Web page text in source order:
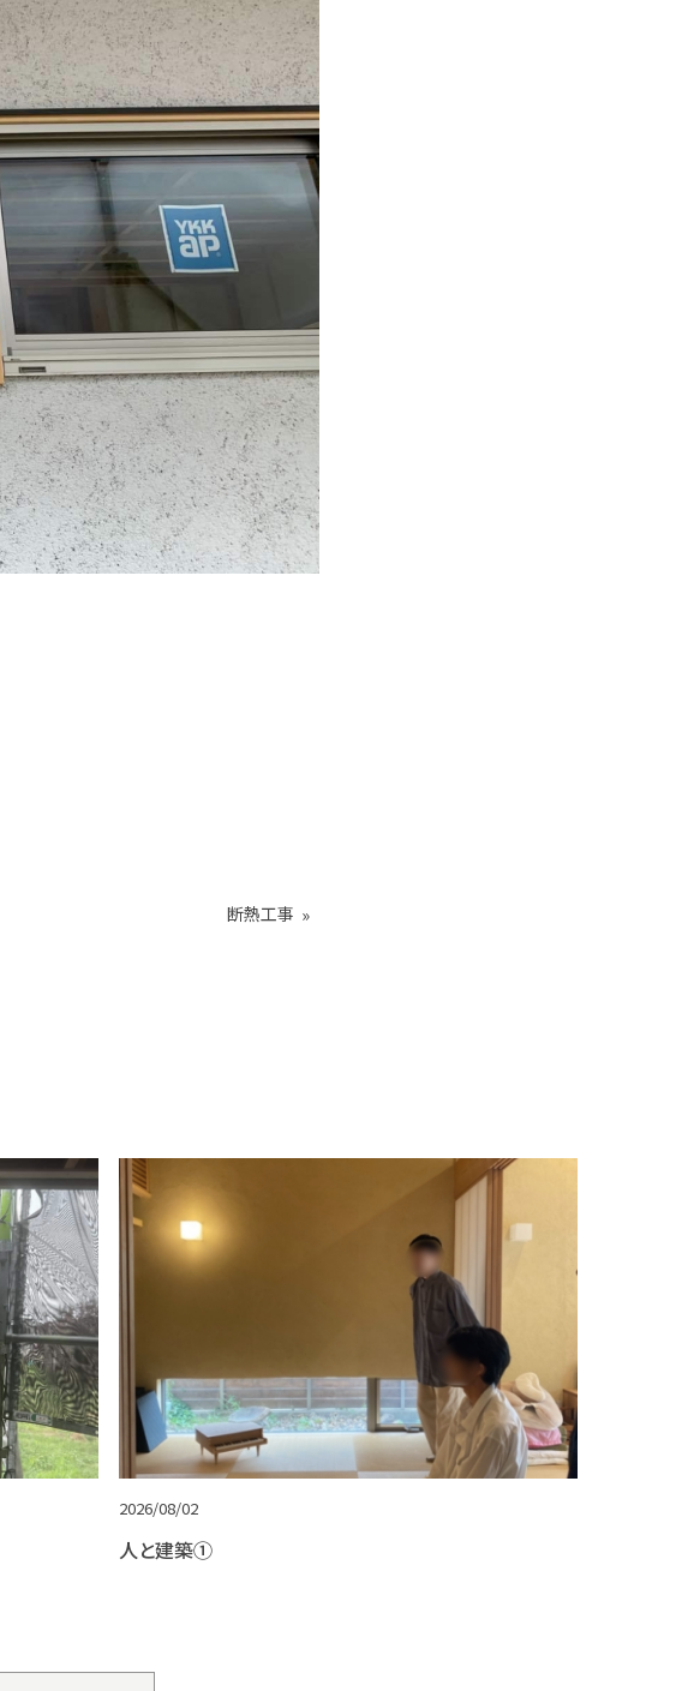
断熱工事 »
2026/08/02
人と建築①